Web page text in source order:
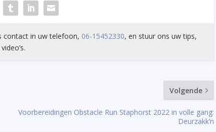
contact in uw telefoon, 06-15452330, en stuur ons uw tips,
Volgende
Voorbereidingen Obstacle Run Staphorst 2022 in volle gang:
Deurzakk’n